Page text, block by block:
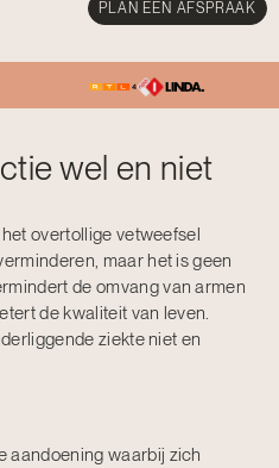
PLAN EEN AFSPRAAK
wel en niet
overtollige vetweefsel
maar het is geen
de omvang van armen
de kwaliteit van leven.
ziekte niet en
aandoening waarbij zich